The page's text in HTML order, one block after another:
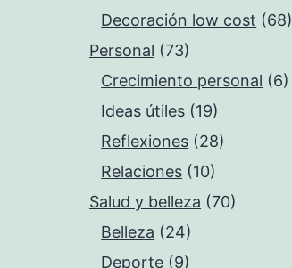
Decoración low cost (68)
Personal (73)
Crecimiento personal (6)
Ideas útiles (19)
Reflexiones (28)
Relaciones (10)
Salud y belleza (70)
Belleza (24)
Deporte (9)